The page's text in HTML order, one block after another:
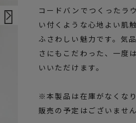
コードバンでつくったラ
い付くような心地よい肌
ふさわしい魅力です。気
さにもこだわった、一度
いいただけます。
※本製品は在庫がなくな
販売の予定はございませ